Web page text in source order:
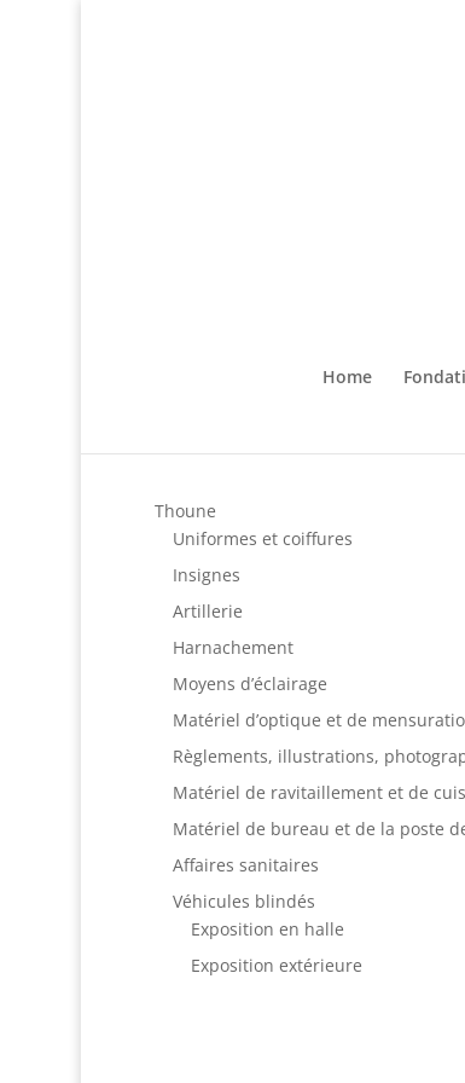
Home
Thoune
Uniformes et coiffures
Insignes
Artillerie
Harnachement
Moyens d’éclairage
Matériel d’optique et de
Règlements, illustrations,
Matériel de ravitaillement et de
Matériel de bureau et de la poste
Affaires sanitaires
Véhicules blindés
Exposition en halle
Exposition extérieure